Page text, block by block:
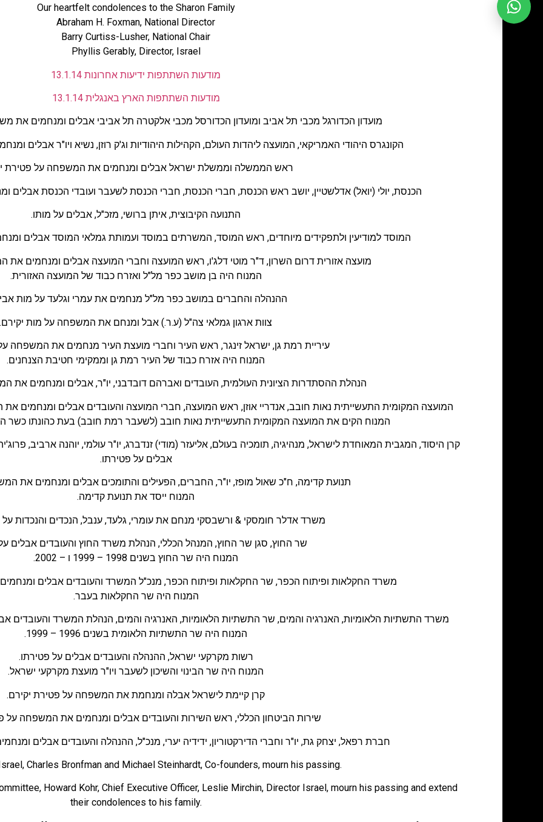
Our heartfelt condolences to the Sharon Family
Abraham H. Foxman, National Director
Barry Curtiss-Lusher, National Chair
Phyllis Gerably, Director, Israel
מודעות השתתפות ידיעות אחרונות 13.1.14
מודעות השתתפות הארץ באנגלית 13.1.14
מועדון הכדורגל מכבי תל אביב ומועדון הכדורסל מכבי אלקטרה תל אביבי אבלים ומנחמים את
הקונגרס היהודי האמריקאי, המועצה ליהדות העולם, הקהילות היהודיות וג'ק רוזן, נשיא ויו"ר אבלים
ראש הממשלה וממשלת ישראל אבלים ומנחמים את המשפחה על פטירת
הכנסת, יולי (יואל) אדלשטיין, יושב ראש הכנסת, חברי הכנסת, חברי הכנסת לשעבר ועובדי הכנסת
התנועה הקיבוצית, איתן ברושי, מזכ"ל, אבלים על מותו.
המוסד למודיעין ולתפקידים מיוחדים, ראש המוסד, המשרתים במוסד ועמותת גמלאי המוסד אבלים
מועצה אזורית דרום השרון, ד"ר מוטי דלג'ו, ראש המועצה וחברי המועצה אבלים ומנחמים
המנוח היה בן מושב כפר מל"ל ואזרח כבוד של המועצה האזורית.
ההנהלה והחברים במושב כפר מל"ל מנחמים את עמרי וגלעד על מות
צוות ארגון גמלאי צה"ל (ע.ר.) אבל ומנחם את המשפחה על מות יקירם.
עיריית רמת גן, ישראל זינגר, ראש העיר וחברי מועצת העיר מנחמים את המשפחה
המנוח היה אזרח כבוד של העיר רמת גן וממקימי חטיבת הצנחנים.
הנהלת ההסתדרות הציונית העולמית, העובדים ואברהם דובדבני, יו"ר, אבלים ומנחמים את
המועצה המקומית התעשייתית נאות חובב, אנדריי אוזן, ראש המועצה, חברי המועצה והעובדים אבלים ומנחמים
המנוח הקים את המועצה המקומית התעשייתית נאות חובב (לשעבר רמת חובב) בעת כהונתו כשר
קרן היסוד, המגבית המאוחדת לישראל, מנהיגיה, תומכיה בעולם, אליעזר (מודי) זנדברג, יו"ר עולמי, יוהנה ארביב,
אבלים על פטירתו.
תנועת קדימה, ח"כ שאול מופז, יו"ר, החברים, הפעילים והתומכים אבלים ומנחמים את
המנוח ייסד את תנועת קדימה.
משרד אדלר חומסקי & ורשבסקי מנחם את עומרי, גלעד, ענבל, הנכדים והנכדות על
שר החוץ, סגן שר החוץ, המנהל הכללי, הנהלת משרד החוץ והעובדים אבלים
המנוח היה שר החוץ בשנים 1998 – 1999 ו – 2002.
משרד החקלאות ופיתוח הכפר, שר החקלאות ופיתוח הכפר, מנכ"ל המשרד והעובדים אבלים
המנוח היה שר החקלאות בעבר.
משרד התשתיות הלאומיות, האנרגיה והמים, שר התשתיות הלאומיות, האנרגיה והמים, הנהלת המשרד והעובדים
המנוח היה שר התשתיות הלאומית בשנים 1996 – 1999.
רשות מקרקעי ישראל, ההנהלה והעובדים אבלים על פטירתו.
המנוח היה שר הבינוי והשיכון לשעבר ויו"ר מועצת מקרקעי ישראל.
קרן קיימת לישראל אבלה ומנחמת את המשפחה על פטירת יקירם.
שירות הביטחון הכללי, ראש השירות והעובדים אבלים ומנחמים את המשפחה על
חברת רפאל, יצחק גת, יו"ר וחברי הדירקטוריון, ידידיה יערי, מנכ"ל, ההנהלה והעובדים אבלים
Charles Bronfman and Michael Steinhardt, Co-founders, mourn his passing.
Howard Kohr, Chief Executive Officer, Leslie Mirchin, Director Israel, mourn his passing and extend
their condolences to his family.